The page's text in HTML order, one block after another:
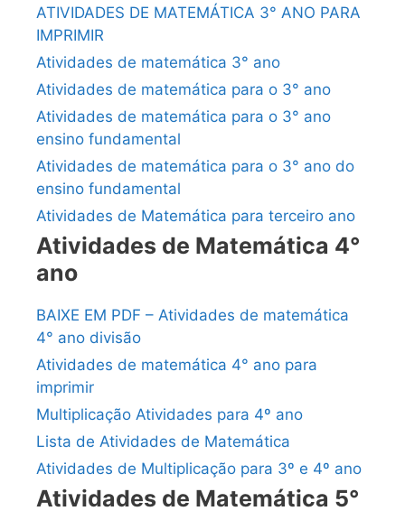
ATIVIDADES DE MATEMÁTICA 3° ANO PARA
IMPRIMIR
Atividades de matemática 3° ano
Atividades de matemática para o 3° ano
Atividades de matemática para o 3° ano
ensino fundamental
Atividades de matemática para o 3° ano do
ensino fundamental
Atividades de Matemática para terceiro ano
Atividades de Matemática 4°
ano
BAIXE EM PDF – Atividades de matemática
4° ano divisão
Atividades de matemática 4° ano para
imprimir
Multiplicação Atividades para 4º ano
Lista de Atividades de Matemática
Atividades de Multiplicação para 3º e 4º ano
Atividades de Matemática 5°